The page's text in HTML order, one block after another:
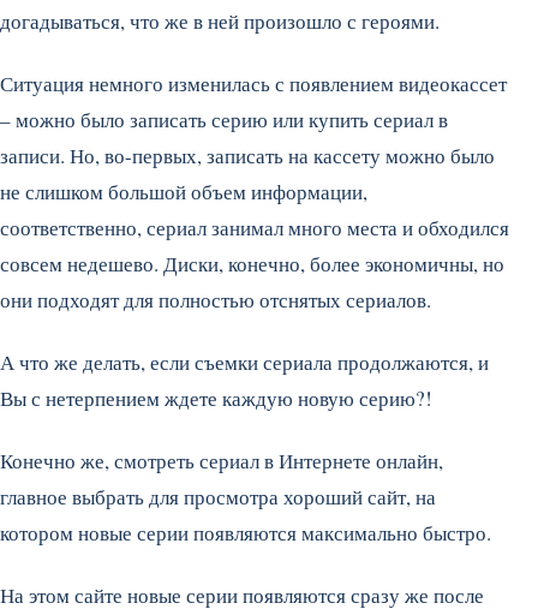
догадываться, что же в ней произошло с героями.
Ситуация немного изменилась с появлением видеокассет
– можно было записать серию или купить сериал в
записи. Но, во-первых, записать на кассету можно было
не слишком большой объем информации,
соответственно, сериал занимал много места и обходился
совсем недешево. Диски, конечно, более экономичны, но
они подходят для полностью отснятых сериалов.
А что же делать, если съемки сериала продолжаются, и
Вы с нетерпением ждете каждую новую серию?!
Конечно же, смотреть сериал в Интернете онлайн,
главное выбрать для просмотра хороший сайт, на
котором новые серии появляются максимально быстро.
На этом сайте новые серии появляются сразу же после